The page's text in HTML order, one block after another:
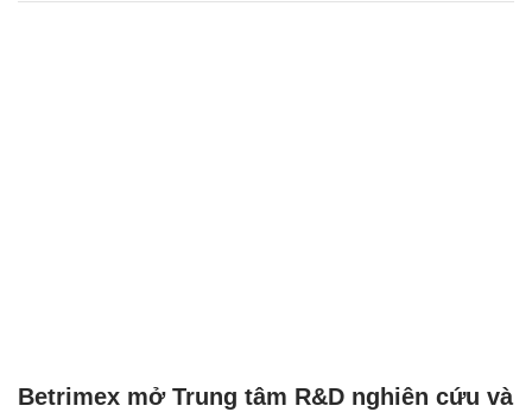
Betrimex mở Trung tâm R&D nghiên cứu và